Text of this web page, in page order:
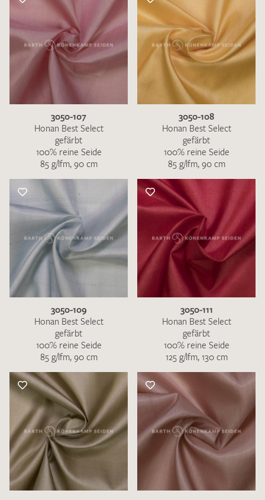
3050-107
Honan Best Select
gefärbt
100% reine Seide
85 g/lfm, 90 cm
3050-108
Honan Best Select
gefärbt
100% reine Seide
85 g/lfm, 90 cm
3050-109
Honan Best Select
gefärbt
100% reine Seide
85 g/lfm, 90 cm
3050-111
Honan Best Select
gefärbt
100% reine Seide
125 g/lfm, 130 cm